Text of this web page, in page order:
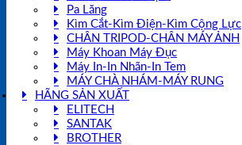
Pa Lăng
Kìm Cắt-Kìm Điện-Kìm Cộng Lực
CHÂN TRIPOD-CHÂN MÁY ẢNH
Máy Khoan Máy Đục
Máy In-In Nhãn-In Tem
MÁY CHÀ NHÁM-MÁY RUNG
HÃNG SẢN XUẤT
ELITECH
SANTAK
BROTHER